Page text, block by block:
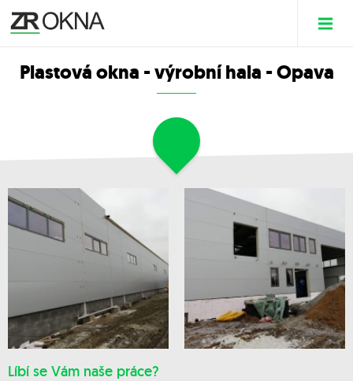
Plastová okna - výrobní hala - Opava
Líbí se Vám naše práce?